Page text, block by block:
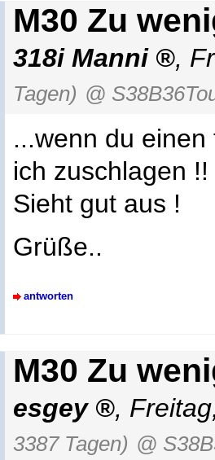
M30 Zu
318i Manni ,
Tagen) @
...wenn du
ich zuschlagen !!
Sieht gut aus !
Grüße..
antworten
M30 Zu
esgey ,
3387 Tagen) @